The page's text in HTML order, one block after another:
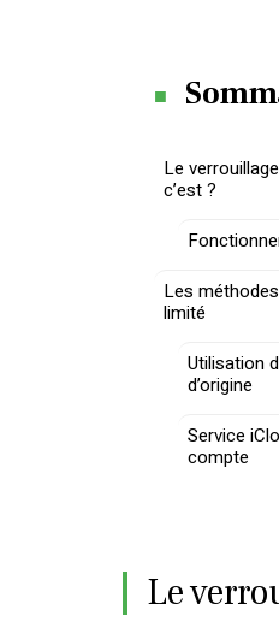
Le
c’est ?
Les
limité
Utilisation
d’origine
Service
compte
Le